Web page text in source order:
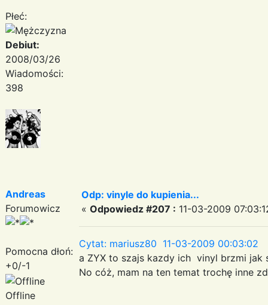
Płeć:
Debiut:
2008/03/26
Wiadomości:
398
Andreas
Forumowicz
Pomocna dłoń:
+0/-1
Offline
Odp: vinyle do kupienia...
« Odpowiedz #207 : 11-03-2009
Cytat: mariusz80 11-03-2009 00:03:02
a ZYX to szajs kazdy ich vinyl brzmi jak
No cóż, mam na ten temat trochę inne